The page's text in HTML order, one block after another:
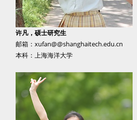
许凡，硕士研究生
邮箱：xufan@@shanghaitech.edu.cn
本科：上海海洋大学